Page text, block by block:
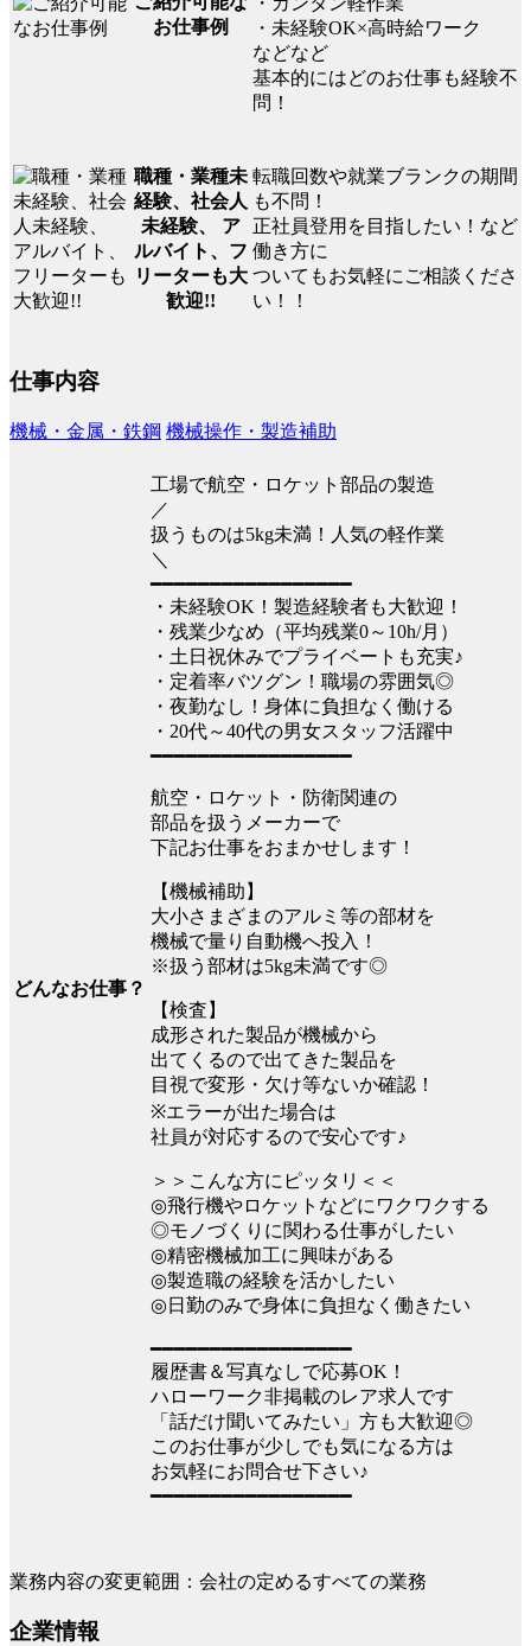
お仕事例
・未経験OK×高時給ワーク
などなど
基本的にはどのお仕事も経験不
問！
職種・業種未
経験、社会人
未経験、 ア
ルバイト、フ
リーターも大
歓迎!!
転職回数や就業ブランクの期間
も不問！
正社員登用を目指したい！など
働き方に
ついてもお気軽にご相談くださ
い！！
仕事内容
機械・金属・鉄鋼 機械操作・製造補助
どんなお仕事？
工場で航空・ロケット部品の製造
／
扱うものは5kg未満！人気の軽作業
＼
━━━━━━━━━━━━━━━━━
・未経験OK！製造経験者も大歓迎！
・残業少なめ（平均残業0～10h/月）
・土日祝休みでプライベートも充実♪
・定着率バツグン！職場の雰囲気◎
・夜勤なし！身体に負担なく働ける
・20代～40代の男女スタッフ活躍中
━━━━━━━━━━━━━━━━━
航空・ロケット・防衛関連の
部品を扱うメーカーで
下記お仕事をおまかせします！
【機械補助】
大小さまざまのアルミ等の部材を
機械で量り自動機へ投入！
※扱う部材は5kg未満です◎
【検査】
成形された製品が機械から
出てくるので出てきた製品を
目視で変形・欠け等ないか確認！
※エラーが出た場合は
社員が対応するので安心です♪
＞＞こんな方にピッタリ＜＜
◎飛行機やロケットなどにワクワクする
◎モノづくりに関わる仕事がしたい
◎精密機械加工に興味がある
◎製造職の経験を活かしたい
◎日勤のみで身体に負担なく働きたい
━━━━━━━━━━━━━━━━━
履歴書＆写真なしで応募OK！
ハローワーク非掲載のレア求人です
「話だけ聞いてみたい」方も大歓迎◎
このお仕事が少しでも気になる方は
お気軽にお問合せ下さい♪
━━━━━━━━━━━━━━━━━
業務内容の変更範囲：会社の定めるすべての業務
企業情報